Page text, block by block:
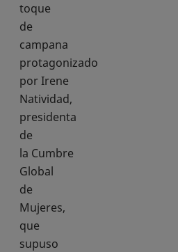
toque
de
campana
protagonizado
por Irene
Natividad,
presidenta
de
la Cumbre
Global
de
Mujeres,
que
supuso